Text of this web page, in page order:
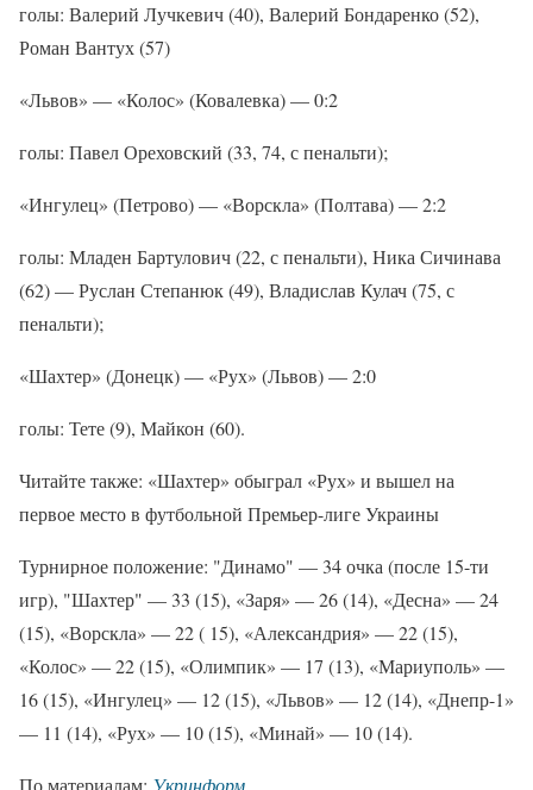
голы: Валерий Лучкевич (40), Валерий Бондаренко (52),
Роман Вантух (57)
«Львов» — «Колос» (Ковалевка) — 0:2
голы: Павел Ореховский (33, 74, с пенальти);
«Ингулец» (Петрово) — «Ворскла» (Полтава) — 2:2
голы: Младен Бартулович (22, с пенальти), Ника Сичинава
(62) — Руслан Степанюк (49), Владислав Кулач (75, с
пенальти);
«Шахтер» (Донецк) — «Рух» (Львов) — 2:0
голы: Тете (9), Майкон (60).
Читайте также: «Шахтер» обыграл «Рух» и вышел на
первое место в футбольной Премьер-лиге Украины
Турнирное положение: "Динамо" — 34 очка (после 15-ти
игр), "Шахтер" — 33 (15), «Заря» — 26 (14), «Десна» — 24
(15), «Ворскла» — 22 ( 15), «Александрия» — 22 (15),
«Колос» — 22 (15), «Олимпик» — 17 (13), «Мариуполь» —
16 (15), «Ингулец» — 12 (15), «Львов» — 12 (14), «Днепр-1»
— 11 (14), «Рух» — 10 (15), «Минай» — 10 (14).
По материалам: Укринформ